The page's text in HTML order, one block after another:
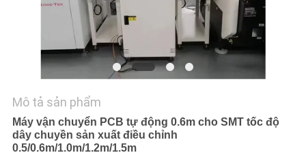
SHOPPING
ON
LINE
Mô tả sản phẩm
Máy vận chuyển PCB tự động 0.6m cho SMT tốc độ
dây chuyền sản xuất điều chỉnh
0.5/0.6m/1.0m/1.2m/1.5m